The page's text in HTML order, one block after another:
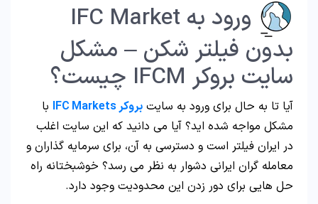
ورود به IFC Market
بدون فیلتر شکن – مشکل
سایت بروکر IFCM چیست؟
آیا تا به حال برای ورود به سایت بروکر IFC Markets
با
مشکل مواجه شده اید؟ آیا می دانید که این سایت اغلب
در ایران فیلتر است و دسترسی به آن، برای سرمایه گذاران و
معامله گران ایرانی دشوار به نظر می رسد؟ خوشبختانه راه
حل هایی برای دور زدن این محدودیت وجود دارد.